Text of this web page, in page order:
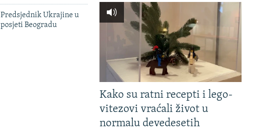
Predsjednik Ukrajine u
posjeti Beogradu
Kako su ratni recepti i lego-
vitezovi vraćali život u
normalu devedesetih